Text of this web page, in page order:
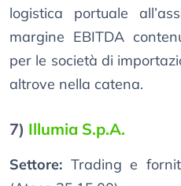
logistica portuale
margine EBITDA
per le società di
altrove nella catena.
7) Illumia S.p.A.
Settore: Trading e